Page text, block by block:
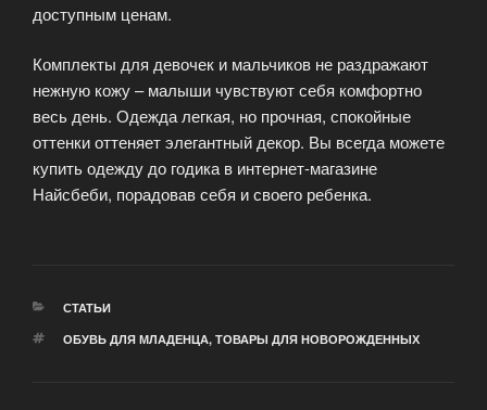
доступным ценам.
Комплекты для девочек и мальчиков не раздражают
нежную кожу – малыши чувствуют себя комфортно
весь день. Одежда легкая, но прочная, спокойные
оттенки оттеняет элегантный декор. Вы всегда можете
купить одежду до годика в интернет-магазине
Найсбеби, порадовав себя и своего ребенка.
РУБРИКИ
СТАТЬИ
МЕТКИ
ОБУВЬ ДЛЯ МЛАДЕНЦА, ТОВАРЫ ДЛЯ НОВОРОЖДЕННЫХ